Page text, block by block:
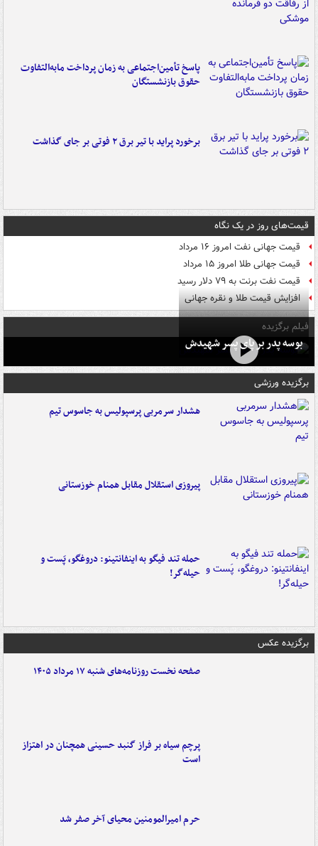
پاسخ تأمین‌اجتماعی به زمان پرداخت مابه‌التفاوت
حقوق بازنشستگان
برخورد پراید با تیر برق ۲ فوتی بر جای گذاشت
قیمت‌های روز در یک نگاه
قیمت جهانی نفت امروز ۱۶ مرداد
قیمت جهانی طلا امروز ۱۵ مرداد
قیمت نفت برنت به ۷۹ دلار رسید
افزایش قیمت طلا و نقره جهانی
فیلم برگزیده
بوسه‌ پدر بر پای پسر شهیدش
برگزیده ورزشی
هشدار سرمربی پرسپولیس به جاسوس تیم
پیروزی استقلال مقابل همنام خوزستانی
حمله تند فیگو به اینفانتینو: دروغگو، پَست‌ و
حیله‌گر!
برگزیده عکس
صفحه نخست روزنامه‌های شنبه ۱۷ مرداد ۱۴۰۵
پرچم سیاه بر فراز گنبد حسینی همچنان در اهتزاز
است
حرم امیرالمومنین محیای آخر صفر شد